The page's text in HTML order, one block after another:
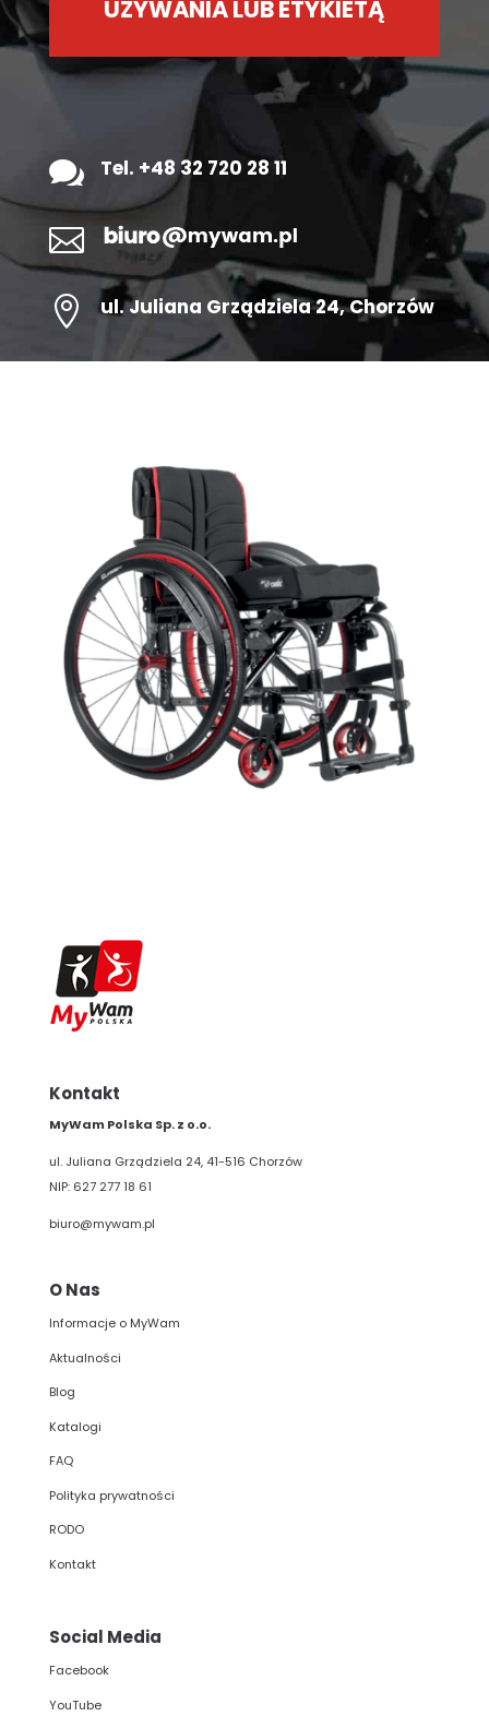
UŻYWANIA LUB ETYKIETĄ
 Tel. +48 32 720 28 11

 ul.Juliana Grządziela 24, Chorzów
Kontakt
MyWam Polska Sp. z o.o.
ul. Juliana Grządziela 24, 41-516 Chorzów
NIP: 627 277 18 61
biuro@mywam.pl
O Nas
Informacje o MyWam
Aktualności
Blog
Katalogi
FAQ
Polityka prywatności
RODO
Kontakt
Social Media
Facebook
YouTube